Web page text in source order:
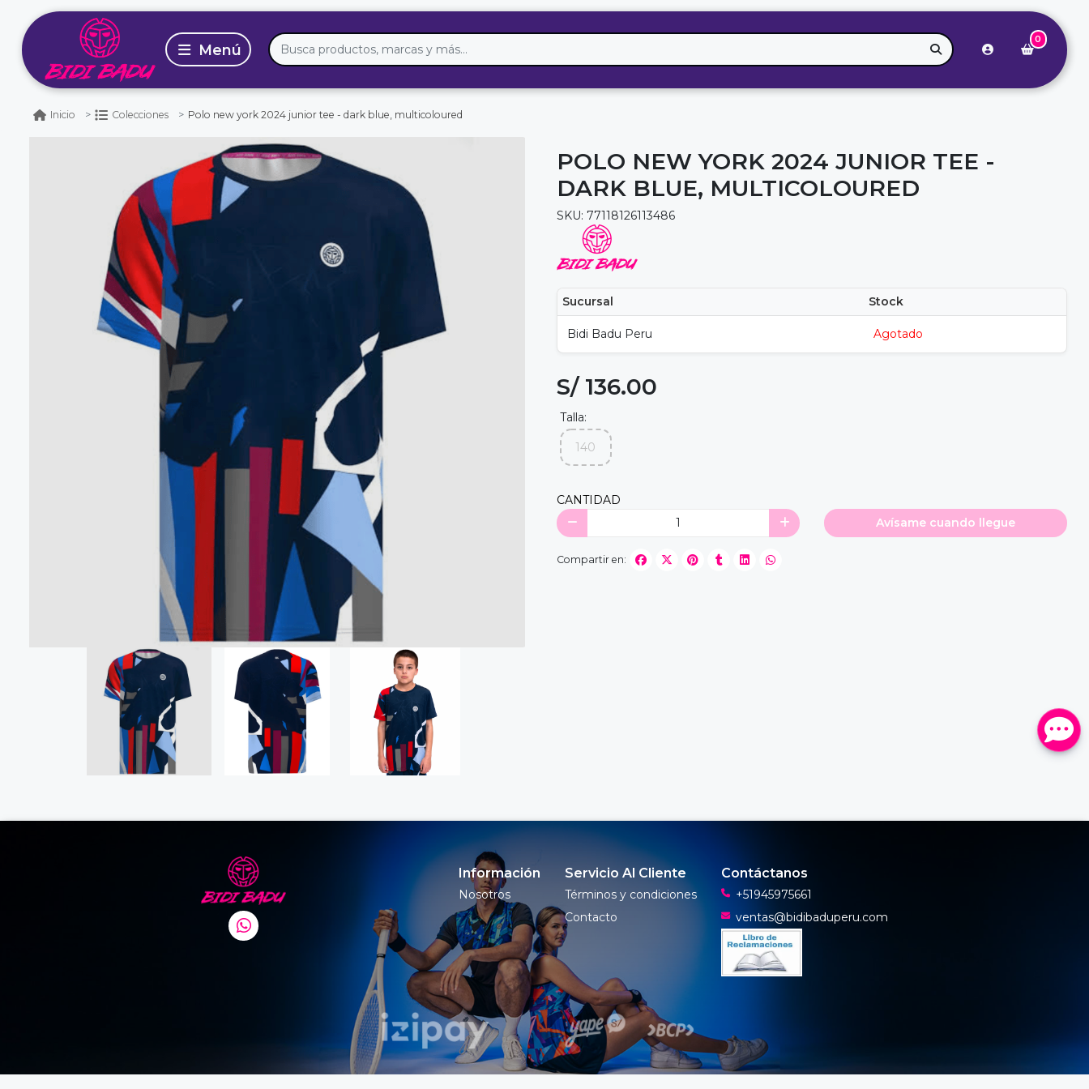
0
Inicio Colecciones Polo new york 2024 junior tee - dark blue, multicoloured
POLO NEW YORK 2024 JUNIOR TEE -
DARK BLUE, MULTICOLOURED
SKU: 77118126113486
Sucursal Stock
Bidi Badu Peru Agotado
S/ 136.00
Talla:
140
CANTIDAD
Avísame cuando llegue
Compartir en:
Información
Nosotros
Servicio Al Cliente
Términos y condiciones
Contacto
Contáctanos
+51945975661
ventas@bidibaduperu.com